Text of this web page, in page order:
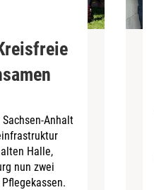
Anhalt
Halle,
nun zwei